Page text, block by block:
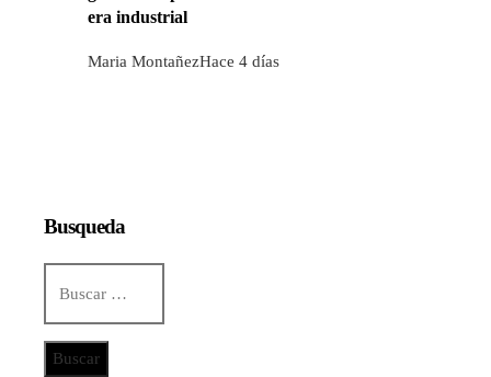
era industrial
Maria MontañezHace 4 días
Busqueda